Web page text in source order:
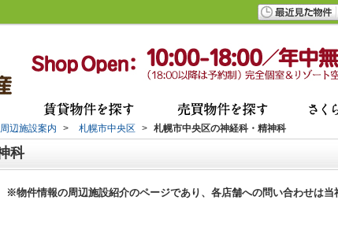
周辺施設案内 > 札幌市中央区 > 札幌市中央区の神経科・精神科
科
※物件情報の周辺施設紹介のページであり、各店舗への問い合わせは当